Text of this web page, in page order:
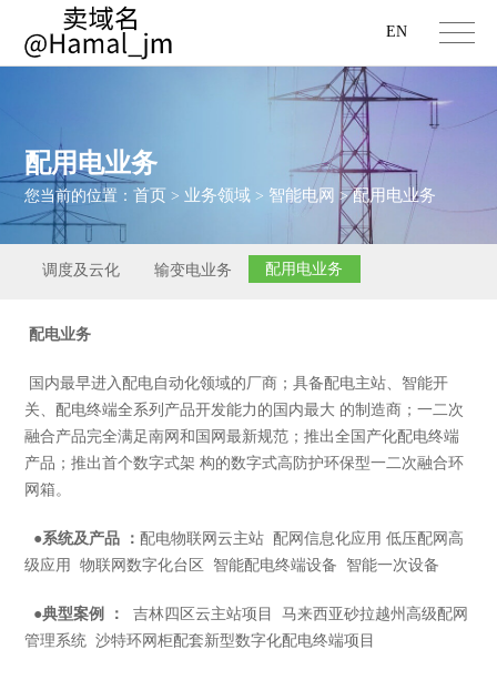
EN
配用电业务
您当前的位置：首页 > 业务领域 > 智能电网 >配用电业务
调度及云化 输变电业务 配用电业务
配电业务
国内最早进入配电自动化领域的厂商；具备配电主站、智能开
关、配电终端全系列产品开发能力的国内最大 的制造商；一二次
融合产品完全满足南网和国网最新规范；推出全国产化配电终端
产品；推出首个数字式架 构的数字式高防护环保型一二次融合环
网箱。
●系统及产品 ： 配电物联网云主站 配网信息化应用 低压配网高
级应用 物联网数字化台区 智能配电终端设备 智能一次设备
●典型案例 ：
吉林四区云主站项目 马来西亚砂拉越州高级配网
管理系统 沙特环网柜配套新型数字化配电终端项目